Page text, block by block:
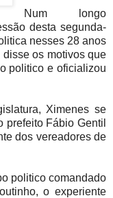
Num longo
desta segunda-
nesses 28 anos
os motivos que
politico e oficializou
Ximenes se
prefeito Fábio Gentil
dos vereadores de
politico comandado
o experiente